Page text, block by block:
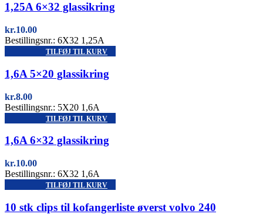
1,25A 6×32 glassikring
kr.10.00
Bestillingsnr.: 6X32 1,25A
TILFØJ TIL KURV
1,6A 5×20 glassikring
kr.8.00
Bestillingsnr.: 5X20 1,6A
TILFØJ TIL KURV
1,6A 6×32 glassikring
kr.10.00
Bestillingsnr.: 6X32 1,6A
TILFØJ TIL KURV
10 stk clips til kofangerliste øverst volvo 240